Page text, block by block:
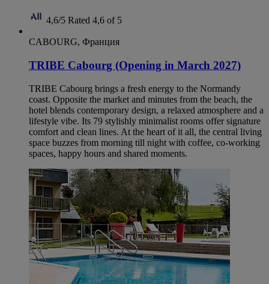
4,6/5 Rated 4,6 of 5
CABOURG, Франция
TRIBE Cabourg (Opening in March 2027)
TRIBE Cabourg brings a fresh energy to the Normandy
coast. Opposite the market and minutes from the beach, the
hotel blends contemporary design, a relaxed atmosphere and a
lifestyle vibe. Its 79 stylishly minimalist rooms offer signature
comfort and clean lines. At the heart of it all, the central living
space buzzes from morning till night with coffee, co-working
spaces, happy hours and shared moments.